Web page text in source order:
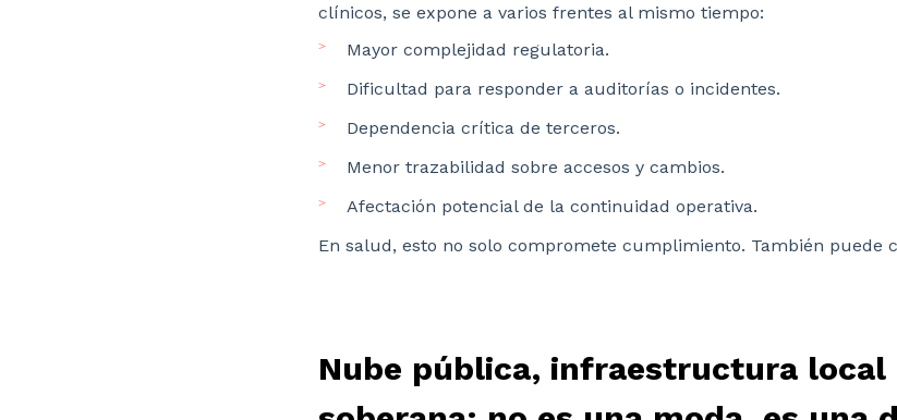
clínicos, se expone a varios frentes al mismo tiempo:
Mayor complejidad regulatoria.
Dificultad para responder a auditorías o incidentes.
Dependencia crítica de terceros.
Menor trazabilidad sobre accesos y cambios.
Afectación potencial de la continuidad operativa.
En salud, esto no solo compromete cumplimiento. También puede
Nube pública, infraestructura local